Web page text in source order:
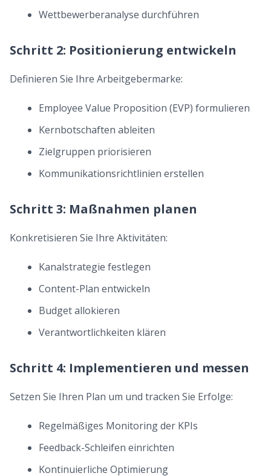
Wettbewerberanalyse durchführen
Schritt 2: Positionierung entwickeln
Definieren Sie Ihre Arbeitgebermarke:
Employee Value Proposition (EVP) formulieren
Kernbotschaften ableiten
Zielgruppen priorisieren
Kommunikationsrichtlinien erstellen
Schritt 3: Maßnahmen planen
Konkretisieren Sie Ihre Aktivitäten:
Kanalstrategie festlegen
Content-Plan entwickeln
Budget allokieren
Verantwortlichkeiten klären
Schritt 4: Implementieren und messen
Setzen Sie Ihren Plan um und tracken Sie Erfolge:
Regelmäßiges Monitoring der KPIs
Feedback-Schleifen einrichten
Kontinuierliche Optimierung